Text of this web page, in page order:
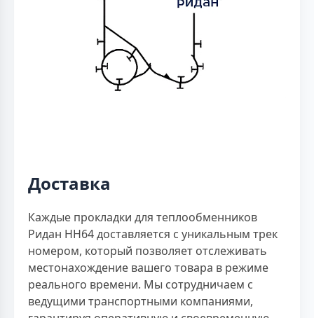
Доставка
Каждые прокладки для теплообменников
Ридан НН64 доставляется с уникальным трек
номером, который позволяет отслеживать
местонахождение вашего товара в режиме
реального времени. Мы сотрудничаем с
ведущими транспортными компаниями,